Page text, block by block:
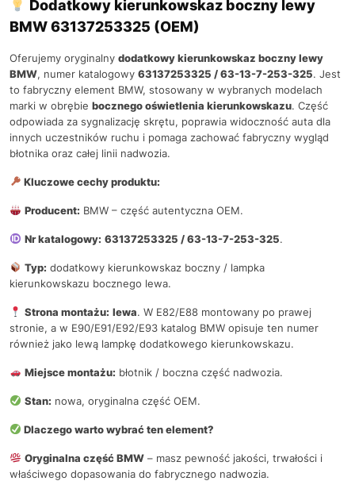
Dodatkowy kierunkowskaz boczny lewy
BMW 63137253325 (OEM)
Oferujemy oryginalny dodatkowy kierunkowskaz boczny lewy
BMW, numer katalogowy 63137253325 / 63-13-7-253-325. Jest
to fabryczny element BMW, stosowany w wybranych modelach
marki w obrębie bocznego oświetlenia kierunkowskazu. Część
odpowiada za sygnalizację skrętu, poprawia widoczność auta dla
innych uczestników ruchu i pomaga zachować fabryczny wygląd
błotnika oraz całej linii nadwozia.
Kluczowe cechy produktu:
Producent: BMW – część autentyczna OEM.
Nr katalogowy: 63137253325 / 63-13-7-253-325.
Typ: dodatkowy kierunkowskaz boczny / lampka
kierunkowskazu bocznego lewa.
Strona montażu: lewa. W E82/E88 montowany po prawej
stronie, a w E90/E91/E92/E93 katalog BMW opisuje ten numer
również jako lewą lampkę dodatkowego kierunkowskazu.
Miejsce montażu: błotnik / boczna część nadwozia.
Stan: nowa, oryginalna część OEM.
Dlaczego warto wybrać ten element?
Oryginalna część BMW– masz pewność jakości, trwałości i
właściwego dopasowania do fabrycznego nadwozia.